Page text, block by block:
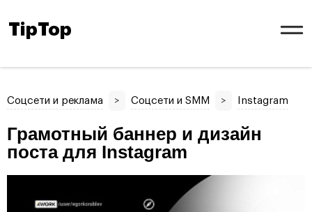
TipTop
Соцсети и реклама > Соцсети и SMM > Instagram
Грамотный баннер и дизайн
поста для Instagram